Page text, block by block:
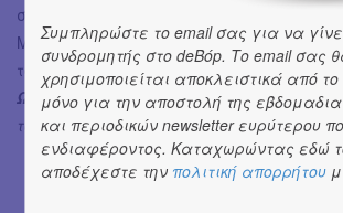
συναισθήματα.
Με κάθε αγορά σας και κάθε εισιτήριο
του!
Ωράριο λειτουργίας:καθημερινά, τις
του μουσείου
Συμπληρώστε το email σας για να
συνδρομητής στο deBόp. Το email σας
χρησιμοποιείται αποκλειστικά από το
μόνο για την αποστολή της
και περιοδικών newsletter ευρύτερου
ενδιαφέροντος. Καταχωρώντας εδώ
αποδέχεστε την πολιτική απορρήτου